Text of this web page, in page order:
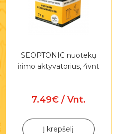
SEOPTONIC nuotekų
irimo aktyvatorius, 4vnt
7.49€ / Vnt.
Į krepšelį